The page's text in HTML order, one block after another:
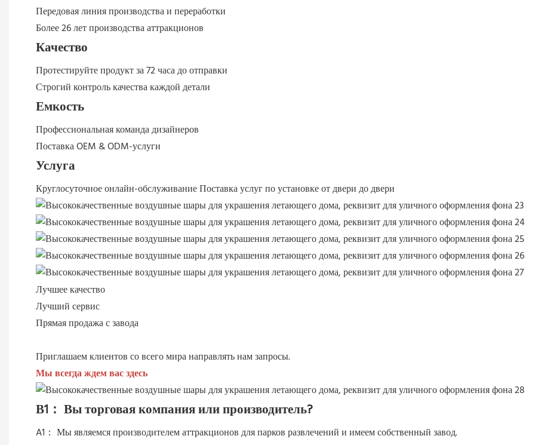
Передовая линия производства и переработки
Более 26 лет производства аттракционов
Качество
Протестируйте продукт за 72 часа до отправки
Строгий контроль качества каждой детали
Емкость
Профессиональная команда дизайнеров
Поставка OEM & ODM-услуги
Услуга
Круглосуточное онлайн-обслуживаниеПоставка услуг по установке от двери до двери
Лучшее качество
Лучший сервис
Прямая продажа с завода
Приглашаем клиентов со всего мира направлять нам запросы.
Мы всегда ждем вас здесь
В1： Вы торговая компания или производитель?
A1： Мы являемся производителем аттракционов для парков развлечений и имеем собственный завод.